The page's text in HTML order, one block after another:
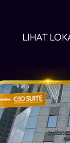
LIHAT